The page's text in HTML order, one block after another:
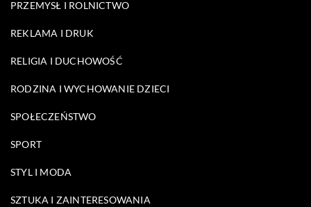
PRZEMYSŁ I ROLNICTWO
REKLAMA I DRUK
RELIGIA I DUCHOWOŚĆ
RODZINA I WYCHOWANIE DZIECI
SPOŁECZEŃSTWO
SPORT
STYL I MODA
SZTUKA I ZAINTERESOWANIA